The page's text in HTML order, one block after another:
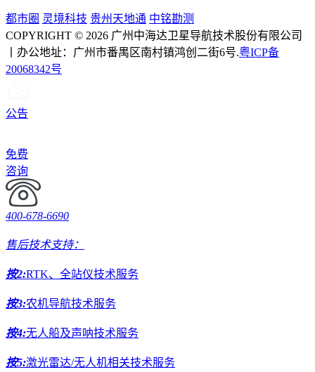
都市圈 灵境科技 贵州天地通 中铭勘测
COPYRIGHT © 2026 广州中海达卫星导航技术股份有限公司
丨办公地址：广州市番禺区南村镇鸿创二街6号.粤ICP备
20068342号
公告
免费
咨询
400-678-6690
售后技术支持：
按2:RTK、全站仪技术服务
按3:农机导航技术服务
按4:无人船及声呐技术服务
按5:激光雷达/无人机相关技术服务